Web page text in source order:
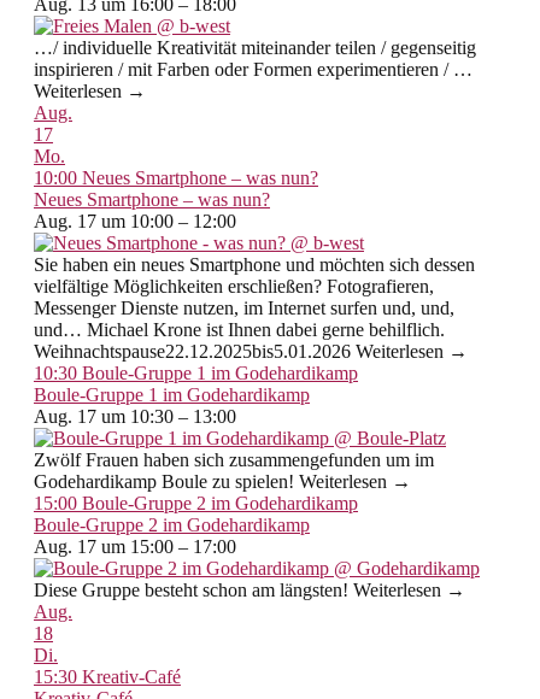
…/ individuelle Kreativität miteinander teilen / gegenseitig
inspirieren / mit Farben oder Formen experimentieren / …
Weiterlesen →
Aug.
17
Mo.
10:00 Neues Smartphone – was nun?
Neues Smartphone – was nun?
Aug. 17 um 10:00 – 12:00
Sie haben ein neues Smartphone und möchten sich dessen
vielfältige Möglichkeiten erschließen? Fotografieren,
Messenger Dienste nutzen, im Internet surfen und, und,
und… Michael Krone ist Ihnen dabei gerne behilflich.
Weihnachtspause22.12.2025bis5.01.2026 Weiterlesen →
10:30 Boule-Gruppe 1 im Godehardikamp
Boule-Gruppe 1 im Godehardikamp
Aug. 17 um 10:30 – 13:00
Zwölf Frauen haben sich zusammengefunden um im
Godehardikamp Boule zu spielen! Weiterlesen →
15:00 Boule-Gruppe 2 im Godehardikamp
Boule-Gruppe 2 im Godehardikamp
Aug. 17 um 15:00 – 17:00
Diese Gruppe besteht schon am längsten! Weiterlesen →
Aug.
18
Di.
15:30 Kreativ-Café